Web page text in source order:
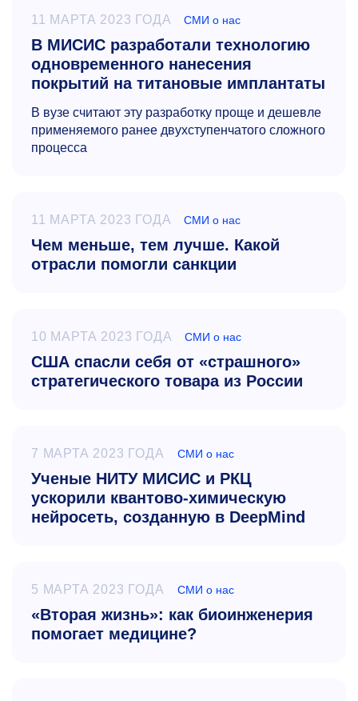
11 МАРТА 2023 ГОДА СМИ о нас
В МИСИС разработали технологию
одновременного нанесения
покрытий на титановые имплантаты
В вузе считают эту разработку проще и дешевле
применяемого ранее двухступенчатого сложного
процесса
11 МАРТА 2023 ГОДА СМИ о нас
Чем меньше, тем лучше. Какой
отрасли помогли санкции
10 МАРТА 2023 ГОДА СМИ о нас
США спасли себя от «страшного»
стратегического товара из России
7 МАРТА 2023 ГОДА СМИ о нас
Ученые НИТУ МИСИС и РКЦ
ускорили квантово-химическую
нейросеть, созданную в DeepMind
5 МАРТА 2023 ГОДА СМИ о нас
«Вторая жизнь»: как биоинженерия
помогает медицине?